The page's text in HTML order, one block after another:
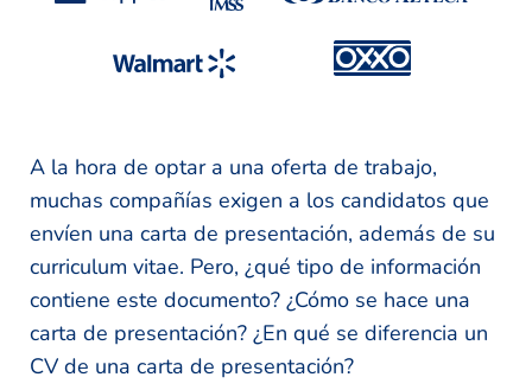
A la hora de optar a una oferta de trabajo,
muchas compañías exigen a los candidatos que
envíen una carta de presentación, además de su
curriculum vitae. Pero, ¿qué tipo de información
contiene este documento? ¿Cómo se hace una
carta de presentación? ¿En qué se diferencia un
CV de una carta de presentación?